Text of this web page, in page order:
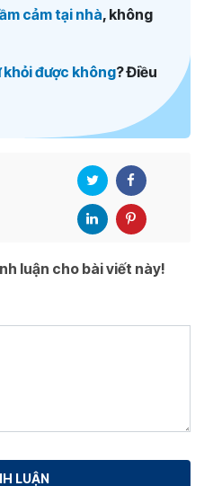
cảm tại nhà, không
được không? Điều
luận cho bài viết này!